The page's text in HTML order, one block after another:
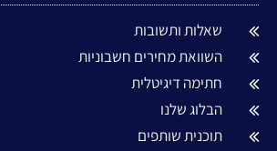
שאלות ותשובות
השוואת מחירים חשבוניות
חתימה דיגיטלית
הבלוג שלנו
תוכנית שותפים